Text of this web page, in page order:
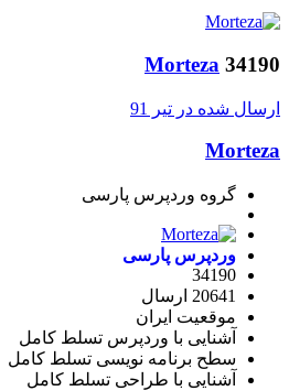
Morteza 34190
ارسال شده در تیر 91
Morteza
گروه وردپرس پارسی
وردپرس پارسی
34190
20641 ارسال
موقعیت ایران
آشنایی با وردپرس تسلط کامل
سطح برنامه نویسی تسلط کامل
آشنایی با طراحی تسلط کامل